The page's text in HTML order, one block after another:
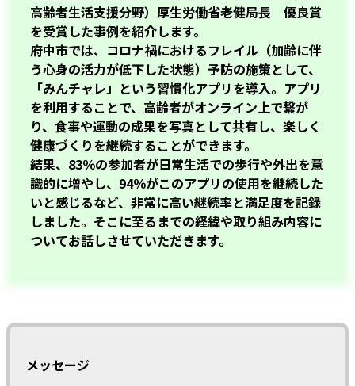
高齢者生活支援分野）厚生労働省老健局長 優良賞
を受賞した事例を紹介します。
府中市では、コロナ禍におけるフレイル（加齢に伴
う心身の活力が低下した状態）予防の施策として、
「みんチャレ」という習慣化アプリを導入。アプリ
を利用することで、高齢者がオンライン上で繋が
り、食事や運動の成果を写真として共有し、楽しく
健康づくりを継続することができます。
結果、83％の参加者が日常生活での歩行や外出を意
識的に増やし、94％がこのアプリの使用を継続した
いと感じるなど、非常に高い継続率と満足度を記録
しました。そこに至るまでの経緯や取り組み内容に
ついてお話しさせていただきます。
メッセージ